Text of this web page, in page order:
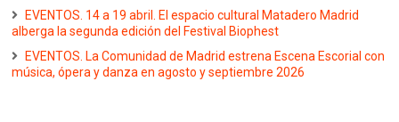
EVENTOS. 14 a 19 abril. El espacio cultural Matadero Madrid
alberga la segunda edición del Festival Biophest
EVENTOS. La Comunidad de Madrid estrena Escena Escorial con
música, ópera y danza en agosto y septiembre 2026